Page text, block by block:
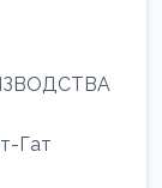
Гат